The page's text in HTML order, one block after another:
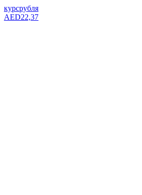
курсрубля
AED22,37